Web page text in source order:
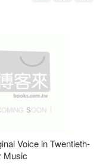
Voice in Twentieth-
Music